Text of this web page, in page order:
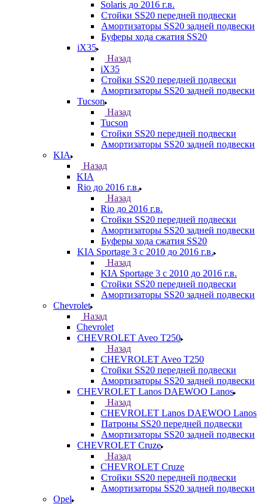
Solaris до 2016 г.в.
Стойки SS20 передней подвески
Амортизаторы SS20 задней подвески
Буферы хода сжатия SS20
iX35
Назад
iX35
Стойки SS20 передней подвески
Амортизаторы SS20 задней подвески
Tucson
Назад
Tucson
Стойки SS20 передней подвески
Амортизаторы SS20 задней подвески
KIA
Назад
KIA
Rio до 2016 г.в.
Назад
Rio до 2016 г.в.
Стойки SS20 передней подвески
Амортизаторы SS20 задней подвески
Буферы хода сжатия SS20
KIA Sportage 3 с 2010 до 2016 г.в.
Назад
KIA Sportage 3 с 2010 до 2016 г.в.
Стойки SS20 передней подвески
Амортизаторы SS20 задней подвески
Chevrolet
Назад
Chevrolet
CHEVROLET Aveo T250
Назад
CHEVROLET Aveo T250
Стойки SS20 передней подвески
Амортизаторы SS20 задней подвески
CHEVROLET Lanos DAEWOO Lanos
Назад
CHEVROLET Lanos DAEWOO Lanos
Патроны SS20 передней подвески
Амортизаторы SS20 задней подвески
CHEVROLET Cruze
Назад
CHEVROLET Cruze
Стойки SS20 передней подвески
Амортизаторы SS20 задней подвески
Opel